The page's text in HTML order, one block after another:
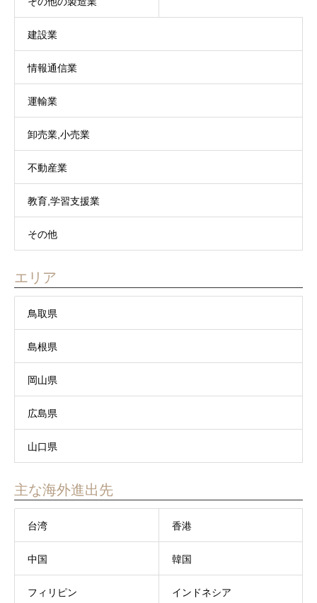
建設業
情報通信業
運輸業
卸売業,小売業
不動産業
教育,学習支援業
その他
エリア
鳥取県
島根県
岡山県
広島県
山口県
主な海外進出先
台湾 香港
中国 韓国
フィリピン インドネシア